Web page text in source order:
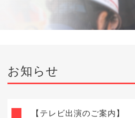
お知らせ
【テレビ出演のご案内】